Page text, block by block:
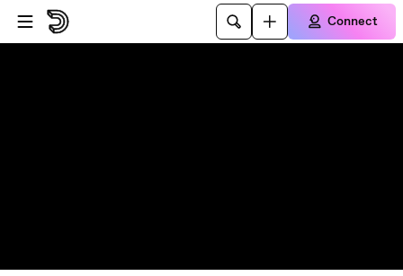
Skip to player
Skip to main content
Connect